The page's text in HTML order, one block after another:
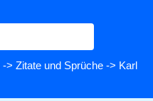
-> Zitate und Sprüche -> Karl